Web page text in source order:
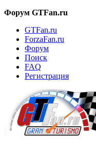
Форум GTFan.ru
GTFan.ru
ForzaFan.ru
Форум
Поиск
FAQ
Регистрация